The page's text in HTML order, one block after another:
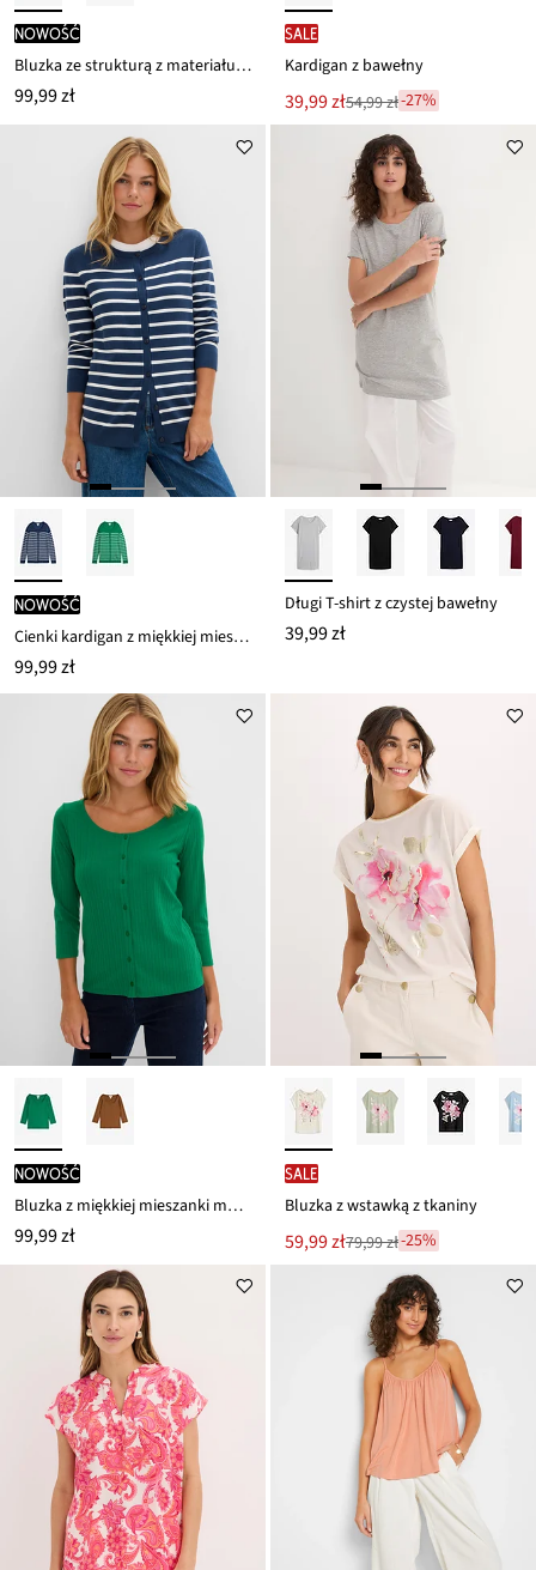
nowość
Bluzka ze strukturą z materiału Interlock z mieszanki bawełny
99,99 zł
SALE
Kardigan z bawełny
Nowa
cena
39,99 zł
Przeceniono
54,99 zł-27%
nowość
Cienki kardigan z miękkiej mieszanki wiskozy
99,99 zł
Długi T-shirt z czystej bawełny
39,99 zł
nowość
Bluzka z miękkiej mieszanki modalu
99,99 zł
SALE
Bluzka z wstawką z tkaniny
Nowa
cena
59,99 zł
Przeceniono
79,99 zł-25%